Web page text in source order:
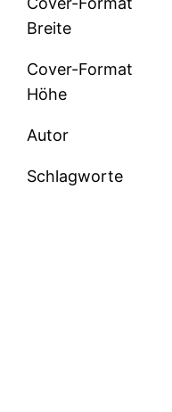
Breite
Cover-Format
Höhe
Autor
Schlagworte